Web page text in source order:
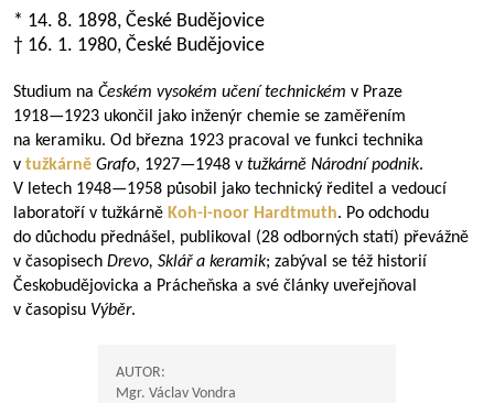
* 14. 8. 1898, České Budějovice
† 16. 1. 1980, České Budějovice
Studium na Českém vysokém učení technickém v Praze
1918—1923 ukončil jako inženýr chemie se zaměřením
na keramiku. Od března 1923 pracoval ve funkci technika
v tužkárně Grafo, 1927—1948 v tužkárně Národní podnik.
V letech 1948—1958 působil jako technický ředitel a vedoucí
laboratoří v tužkárně Koh-i-noor Hardtmuth. Po odchodu
do důchodu přednášel, publikoval (28 odborných statí) převážně
v časopisech Drevo, Sklář a keramik; zabýval se též historií
Českobudějovicka a Prácheňska a své články uveřejňoval
v časopisu Výběr.
AUTOR:
Mgr. Václav Vondra